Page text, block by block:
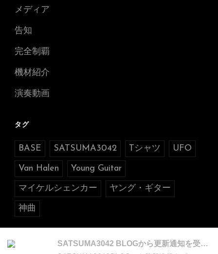
メディア
告知
完全制覇
機材紹介
演奏動画
タグ
BASE SATSUMA3042 Tシャツ UFO
Van Halen Young Guitar
マイケルシェンカー ヤング・ギター
神曲
SATSUMA3042 BLOGから更新通知を受け取る